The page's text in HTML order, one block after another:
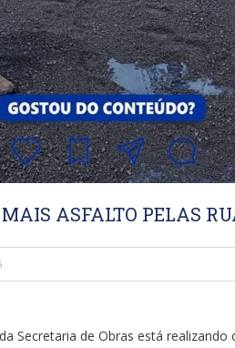
ASFALTO PELAS
Secretaria de Obras está